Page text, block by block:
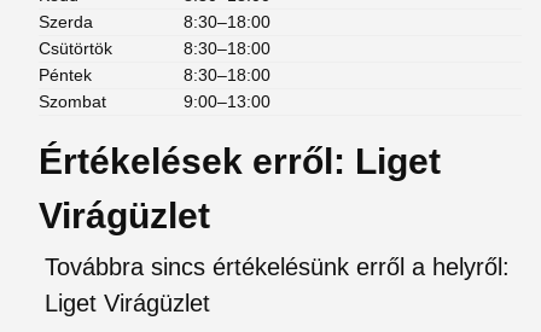
Szerda
8:30–18:00
Csütörtök
8:30–18:00
Péntek
8:30–18:00
Szombat
9:00–13:00
Értékelések erről: Liget
Virágüzlet
Továbbra sincs értékelésünk erről a helyről:
Liget Virágüzlet